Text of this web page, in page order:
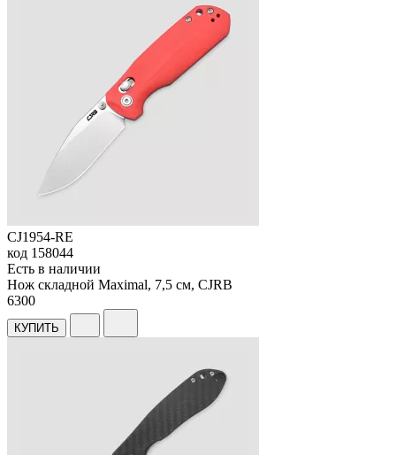
CJ1954-RE
код 158044
Есть в наличии
Нож складной Maximal, 7,5 см, CJRB
6300
КУПИТЬ